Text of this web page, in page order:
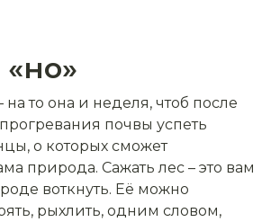
на то она и неделя, чтоб после
почвы успеть
о которых сможет
природа. Сажать лес – это вам
воткнуть. Её можно
рыхлить, одним словом,